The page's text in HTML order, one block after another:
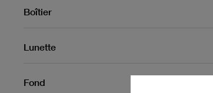
Boîtier
Lunette
Fond